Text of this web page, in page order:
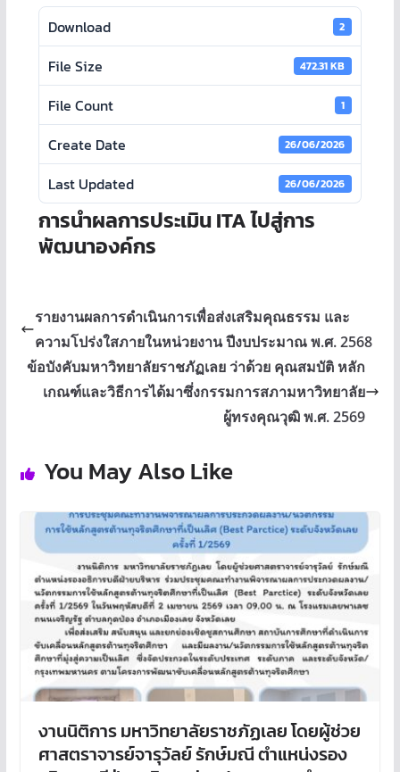
Download 2
File Size 472.31 KB
File Count 1
Create Date 26/06/2026
Last Updated 26/06/2026
การนำผลการประเมิน ITA ไปสู่การ
พัฒนาองค์กร
รายงานผลการดำเนินการเพื่อส่งเสริมคุณธรรม และ
ความโปร่งใสภายในหน่วยงาน ปีงบประมาณ พ.ศ. 2568
ข้อบังคับมหาวิทยาลัยราชภัฏเลย ว่าด้วย คุณสมบัติ หลัก
เกณฑ์และวิธีการได้มาซึ่งกรรมการสภามหาวิทยาลัย
ผู้ทรงคุณวุฒิ พ.ศ. 2569
You May Also Like
งานนิติการ มหาวิทยาลัยราชภัฏเลย โดยผู้ช่วย
ศาสตราจารย์จารุวัลย์ รักษ์มณี ตำแหน่งรอง